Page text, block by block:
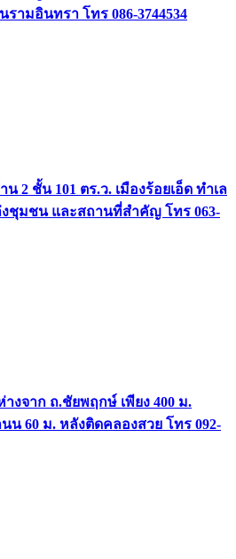
ามอินทรา โทร 086-3744534
2 ชั้น 101 ตร.ว. เมืองร้อยเอ็ด ทำเล
ชุมชน และสถานที่สำคัญ โทร 063-
จาก ถ.ชัยพฤกษ์ เพียง 400 ม.
60 ม. หลังติดคลองสวย โทร 092-